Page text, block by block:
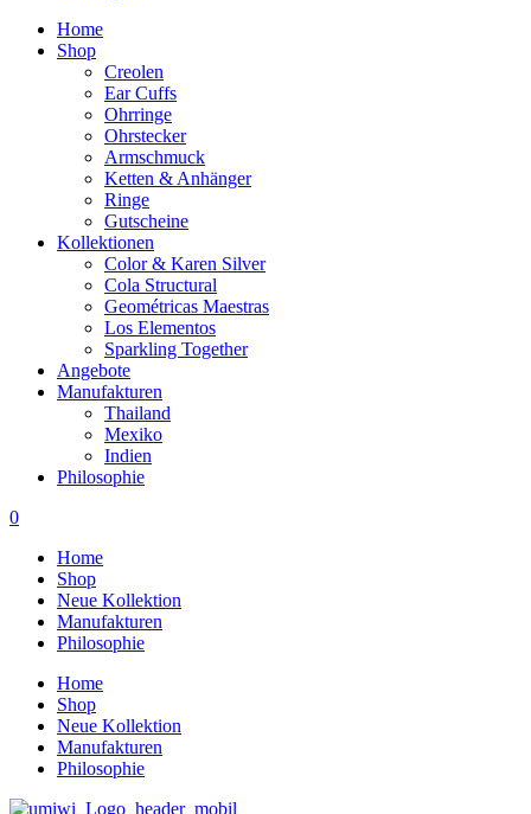
Home
Shop
Creolen
Ear Cuffs
Ohrringe
Ohrstecker
Armschmuck
Ketten & Anhänger
Ringe
Gutscheine
Kollektionen
Color & Karen Silver
Cola Structural
Geométricas Maestras
Los Elementos
Sparkling Together
Angebote
Manufakturen
Thailand
Mexiko
Indien
Philosophie
0
Home
Shop
Neue Kollektion
Manufakturen
Philosophie
Home
Shop
Neue Kollektion
Manufakturen
Philosophie